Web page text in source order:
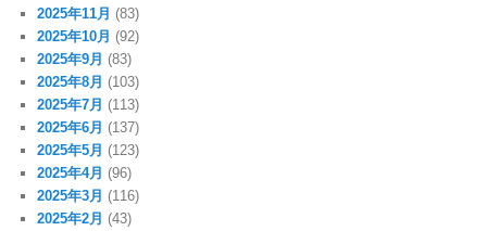
2025年11月 (83)
2025年10月 (92)
2025年9月 (83)
2025年8月 (103)
2025年7月 (113)
2025年6月 (137)
2025年5月 (123)
2025年4月 (96)
2025年3月 (116)
2025年2月 (43)